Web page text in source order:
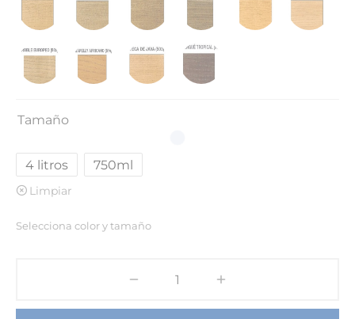
Tamaño
4 litros 750ml
Limpiar
Selecciona color y tamaño